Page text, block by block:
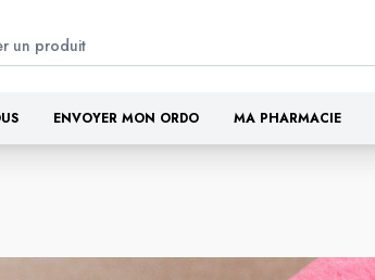
ENVOYER MON ORDO MA PHARMACIE